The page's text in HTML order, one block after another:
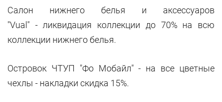
Салон нижнего белья и аксессуаров
"Vual" - ликвидация коллекции до 70% на всю
коллекции нижнего белья.
Островок ЧТУП "Фо Мобайл" - на все цветные
чехлы - накладки скидка 15%.